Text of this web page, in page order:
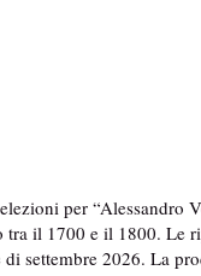
per “Alessandro
tra il 1700 e il 1800. Le
settembre 2026. La